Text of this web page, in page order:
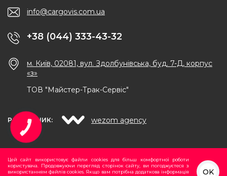
info@cargovis.com.ua
+38 (044) 333-43-32
м. Київ, 02081, вул. Здолбунівська, буд. 7-Д, корпус
«з»
ТОВ "Майстер-Трак-Сервіс"
РОЗРОБНИК: wezom agency
ВГОРУ
Цей сайт використовує файли cookies для більш комфортної роботи
користувача. Продовжуючи перегляд сторінок сайту, ви погоджуєтеся з
використанням файлів cookies. Якщо вам потрібна додаткова інформація
OK
КНОПКА
ЗВ'ЯЗКУ